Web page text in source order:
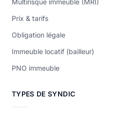
Multirisque immeuble (MRI)
Prix & tarifs
Obligation légale
Immeuble locatif (bailleur)
PNO immeuble
TYPES DE SYNDIC